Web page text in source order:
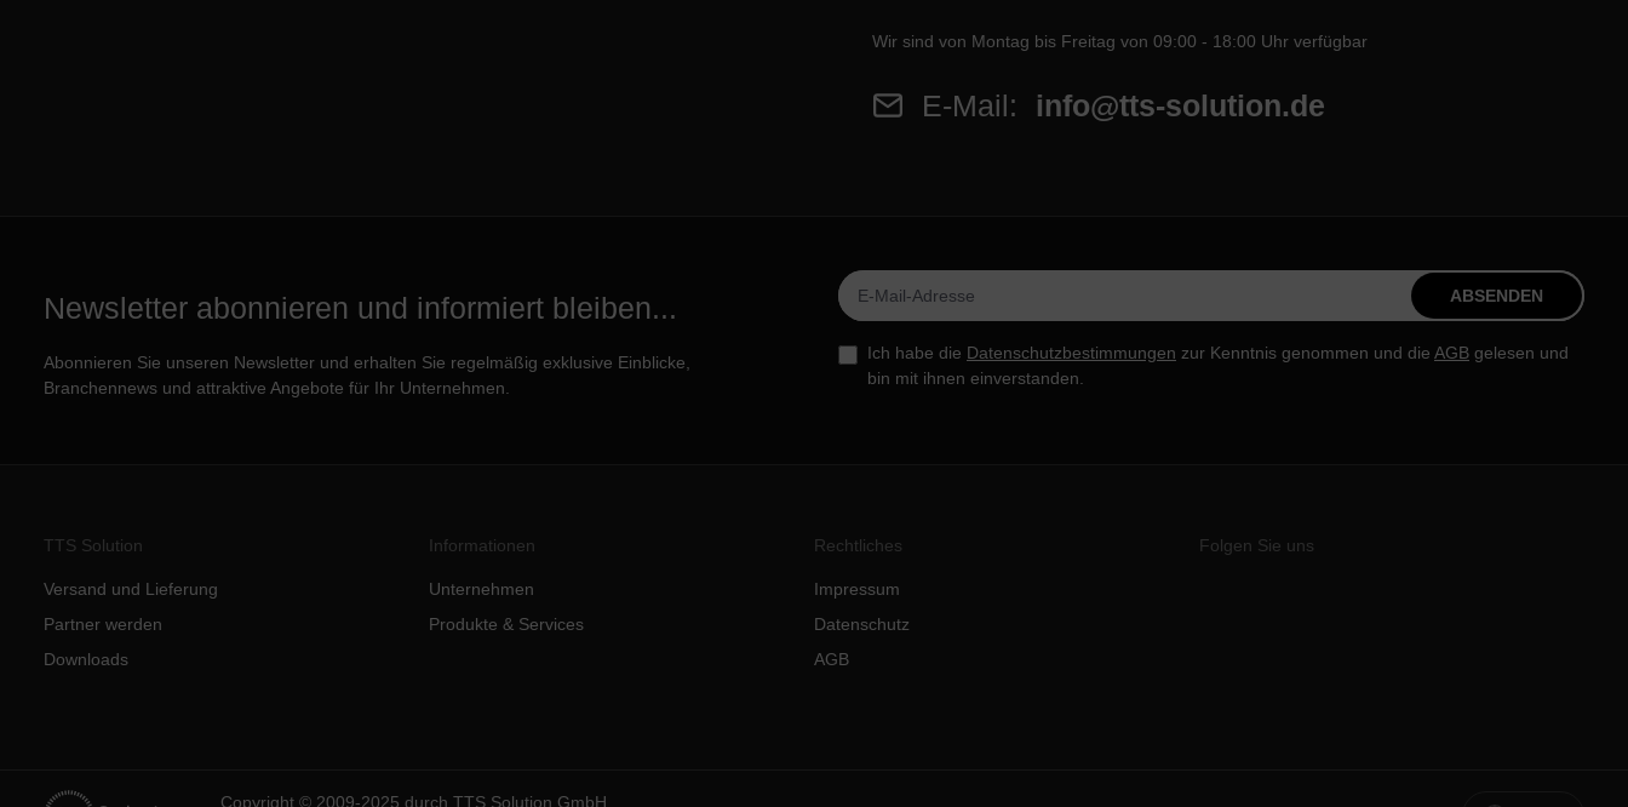
Wir sind von Montag bis Freitag von 09:00 - 18:00 Uhr verfügbar
E-Mail: info@tts-solution.de
Newsletter abonnieren und informiert bleiben...
Abonnieren Sie unseren Newsletter und erhalten Sie regelmäßig exklusive Einblicke,
Branchennews und attraktive Angebote für Ihr Unternehmen.
ABSENDEN
Ich habe die Datenschutzbestimmungen zur Kenntnis genommen und die AGB gelesen und
bin mit ihnen einverstanden.
TTS Solution
Versand und Lieferung
Partner werden
Downloads
Informationen
Unternehmen
Produkte & Services
Rechtliches
Impressum
Datenschutz
AGB
Folgen Sie uns
Copyright © 2009-2025 durch TTS Solution GmbH